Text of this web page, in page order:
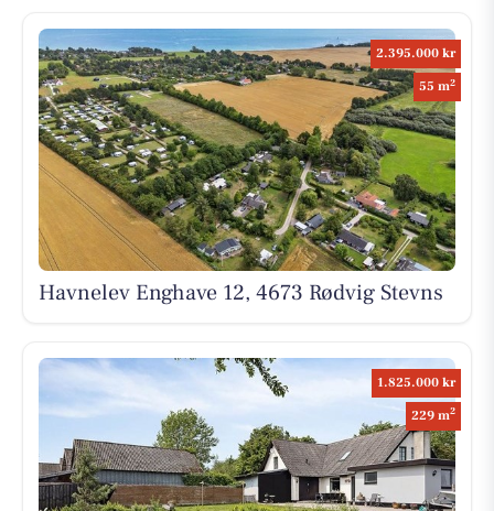
2.395.000 kr
55 m2
Havnelev Enghave 12, 4673 Rødvig Stevns
1.825.000 kr
229 m2